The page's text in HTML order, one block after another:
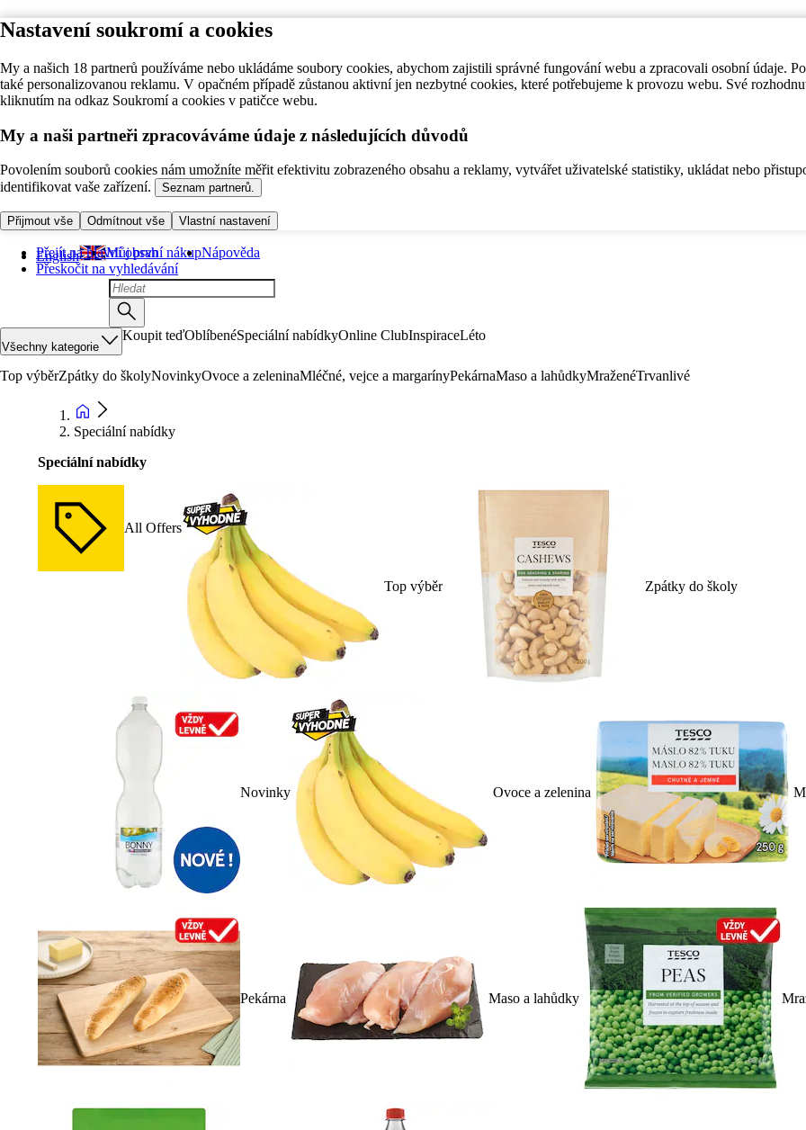
Nastavení soukromí a cookies
My a našich 18 partnerů používáme nebo ukládáme soubory cookies, abychom zajistili správné fungování webu a zpracovali osobní údaje.
také personalizovanou reklamu. V opačném případě zůstanou aktivní jen nezbytné cookies, které potřebujeme k provozu webu. Své
kliknutím na odkaz Soukromí a cookies v patičce webu.
My a naši partneři zpracováváme údaje z následujících důvodů
Povolením souborů cookies nám umožníte měřit efektivitu zobrazeného obsahu a reklamy, vytvářet uživatelské statistiky, ukládat nebo
identifikovat vaše zařízení.
Seznam partnerů.
Přijmout vše Odmítnout vše Vlastní nastavení
Přejít na hlavní obsah
Přeskočit na vyhledávání
English Můj první nákupNápověda
Všechny kategorie
Koupit teďOblíbenéSpeciální nabídkyOnline ClubInspiraceLéto
Top výběrZpátky do školyNovinkyOvoce a zeleninaMléčné, vejce a margarínyPekárnaMaso a lahůdkyMraženéTrvanlivé
Speciální nabídky
Speciální nabídky
All Offers
Top výběr Zpátky do školy
Novinky Ovoce a zelenina
Pekárna Maso a lahůdky